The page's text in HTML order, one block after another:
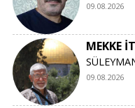
09.08.2026
MEKKE
09.08.2026